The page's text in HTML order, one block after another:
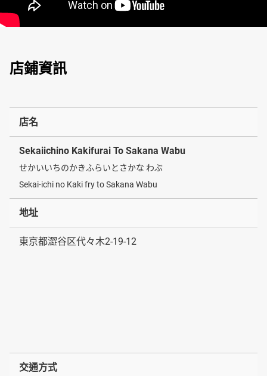
店鋪資訊
店名
Sekaiichino Kakifurai To Sakana Wabu
せかいいちのかきふらいとさかな わぶ
Sekai-ichi no Kaki fry to Sakana Wabu
地址
東京都澀谷区代々木2-19-12
交通方式